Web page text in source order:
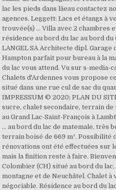
lac les pieds dans lâeau contactez
agences. Leggett: Lacs et étangs à
trouvée(s) ... Villa avec 2 chambres
résidence au bord du lac au bord du
LANGEL SA Architecte dipl.
Hampton parfait pour bureau à la
du lac vous attend. Vu sur s-media-
Chalets d'Ardennes vous propose
situé dans une rue cul de sac du
IMPRESSUM © 2020; PLAN DU
sucre, chalet secondaire, terrain de
au Grand Lac-Saint-François à
... au bord du lac de matemale, très
terrain boisé de 669 m². Possibilité
rénovations ont été effectuées sur
mais la finition reste à faire.
Colombier (CH) situé au bord du
montagne et de Neuchâtel. Chalet à
négociable. Résidence au bord du